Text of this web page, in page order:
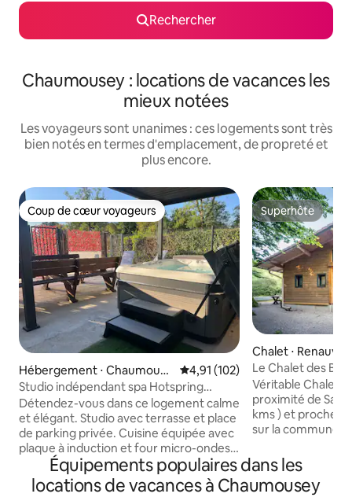
Rechercher
Chaumousey : locations de vacances les
mieux notées
Les voyageurs sont unanimes : ces logements sont très
bien notés en termes d'emplacement, de propreté et
plus encore.
Coup de cœur voyageurs
Coup de cœur voyageurs
Hébergement ⋅ Chaumouse
y
Évaluation moyenne sur la
4,91 (102)
Studio indépendant spa Hotspring
privatif
Détendez-vous dans ce logement calme
et élégant. Studio avec terrasse et place
de parking privée. Cuisine équipée avec
plaque à induction et four micro-ondes.
Café dolce gusto Wifi TV avec Amazon
prime et Molotov TV Accès spa Haut de
gamme HOTSPRING en illimité 24h/24
Superhôte
Superhôte
Chalet ⋅
Le Chalet des
Parking Wifi
Véritable Chalet ,
proximité de
kms ) et proche d' Epinal ( à 7 kms ), situé
sur la commune
chambre ,
détente et
jacuzzi privatif , 2
Équipements populaires dans les
locations de vacances à Chaumousey